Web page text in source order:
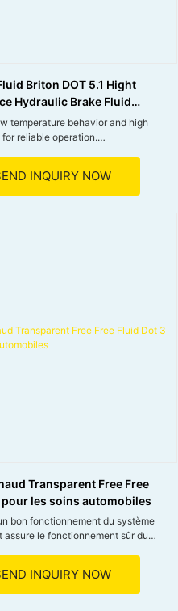
Briton DOT 5.1 Hight
Hydraulic Brake Fluid
temperature behavior and high
reliable operation.
INQUIRY NOW
Transparent Free Free
pour les soins automobiles
bon fonctionnement du système
assure le fonctionnement sûr du
de vaporisation des fluides
de vapeur en maintenant un
INQUIRY NOW